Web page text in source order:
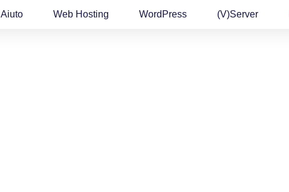
Aiuto Web Hosting WordPress (v)Server